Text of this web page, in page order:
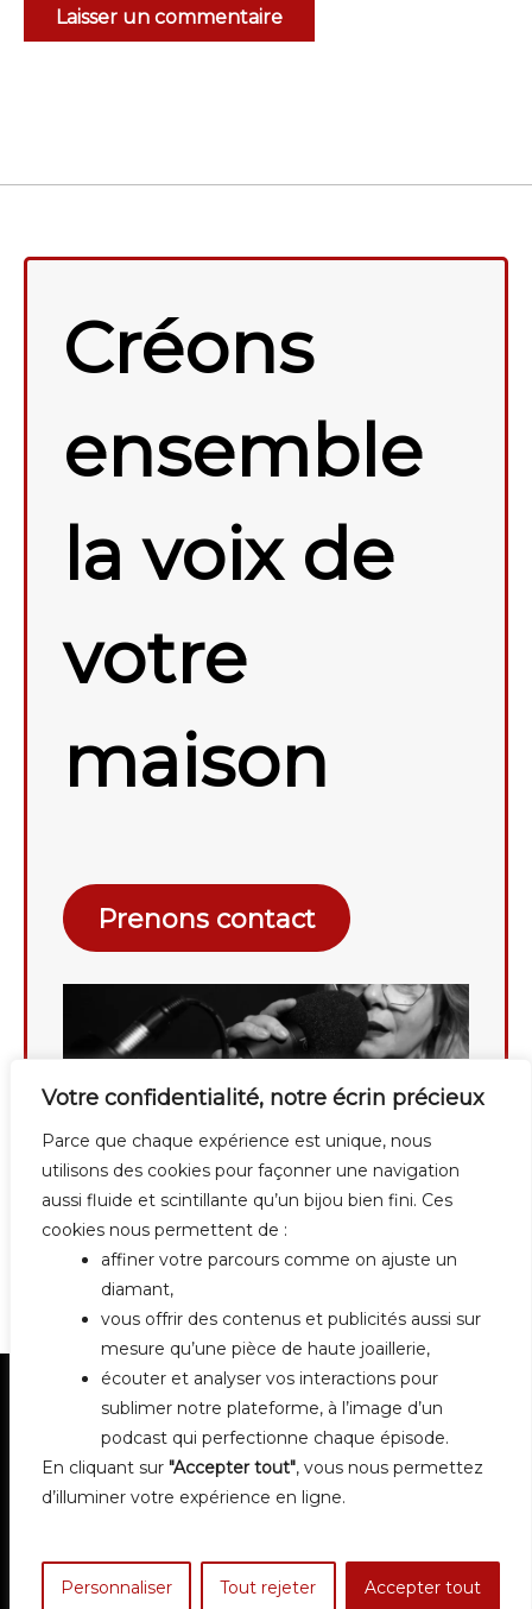
Votre confidentialité, notre écrin précieux
Parce que chaque expérience est unique, nous
utilisons des cookies pour façonner une navigation
aussi fluide et scintillante qu’un bijou bien fini. Ces
cookies nous permettent de :
affiner votre parcours comme on ajuste un
diamant,
vous offrir des contenus et publicités aussi sur
mesure qu’une pièce de haute joaillerie,
écouter et analyser vos interactions pour
sublimer notre plateforme, à l’image d’un
podcast qui perfectionne chaque épisode.
En cliquant sur "Accepter tout", vous nous permettez
d’illuminer votre expérience en ligne.
Personnaliser Tout rejeter Accepter tout
Créons
ensemble
la voix de
votre
maison
Prenons contact
Contact Mentions légales